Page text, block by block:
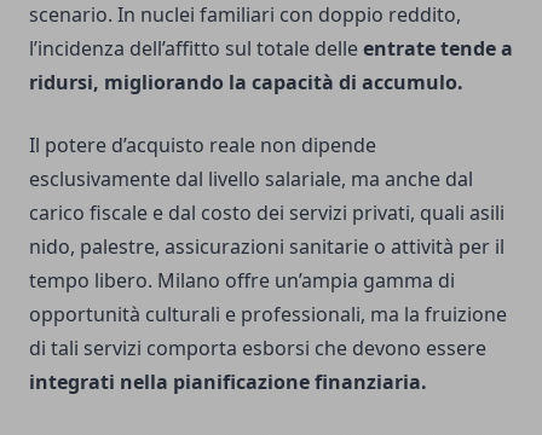
scenario. In nuclei familiari con doppio reddito,
l’incidenza dell’affitto sul totale delleentrate tende a
ridursi, migliorando la capacità di accumulo.
Il potere d’acquisto reale non dipende
esclusivamente dal livello salariale, ma anche dal
carico fiscale e dal costo dei servizi privati, quali asili
nido, palestre, assicurazioni sanitarie o attività per il
tempo libero. Milano offre un’ampia gamma di
opportunità culturali e professionali, ma la fruizione
di tali servizi comporta esborsi che devono essere
integrati nella pianificazione finanziaria.